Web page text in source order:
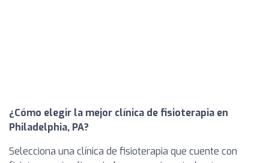
¿Cómo elegir la mejor clínica de fisioterapia en
Philadelphia, PA?
Selecciona una clínica de fisioterapia que cuente con